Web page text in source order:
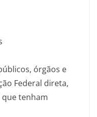
órgãos e
Federal direta,
tenham